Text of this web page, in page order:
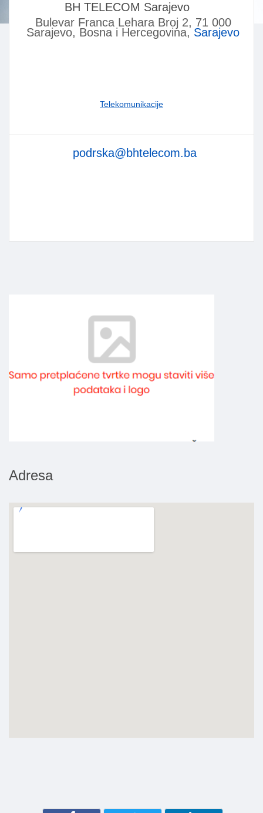
BH TELECOM Sarajevo
Bulevar Franca Lehara Broj 2, 71 000
Sarajevo, Bosna i Hercegovina, Sarajevo
Telekomunikacije
podrska@bhtelecom.ba
Adresa